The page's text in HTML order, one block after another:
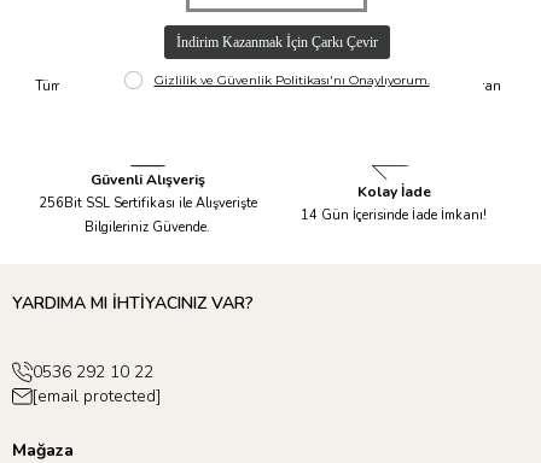
Hızlı Kargo
Tüm Siparişleriniz Aynı Gün 14.00'a
Taksit İmkanı
Tüm Ürünlerde 6 Aya Kadar Varan
Güvenli Alışveriş
256Bit SSL Sertifikası ile Alışverişte
Bilgileriniz Güvende.
Kolay İade
14 Gün İçerisinde İade İmkanı!
YARDIMA MI İHTİYACINIZ VAR?
0536 292 10 22
[email protected]
Mağaza